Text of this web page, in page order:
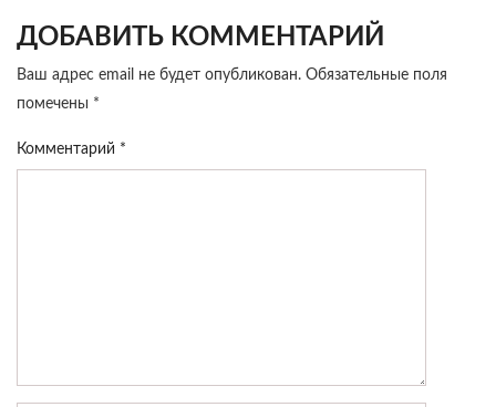
ДОБАВИТЬ КОММЕНТАРИЙ
Ваш адрес email не будет опубликован. Обязательные поля
помечены *
Комментарий *